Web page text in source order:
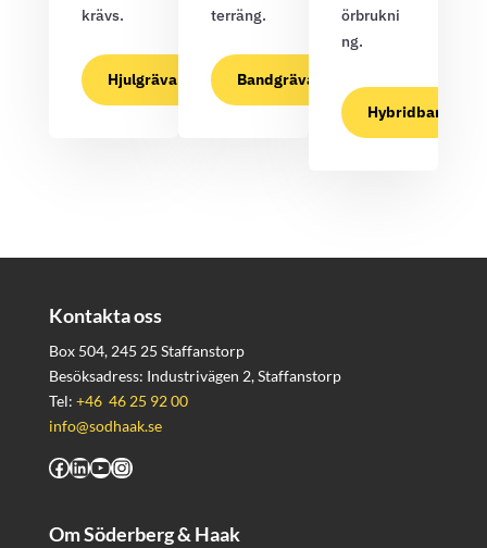
krävs.
Hjulgrävare
terräng.
Bandgrävare
örbrukni
ng.
Kontakta oss
Box 504, 245 25 Staffanstorp
Besöksadress: Industrivägen 2, Staffanstorp
Tel: +46 46 25 92 00
info@sodhaak.se
Facebook
LinkedIn
YouTube
Instagram
Om Söderberg & Haak